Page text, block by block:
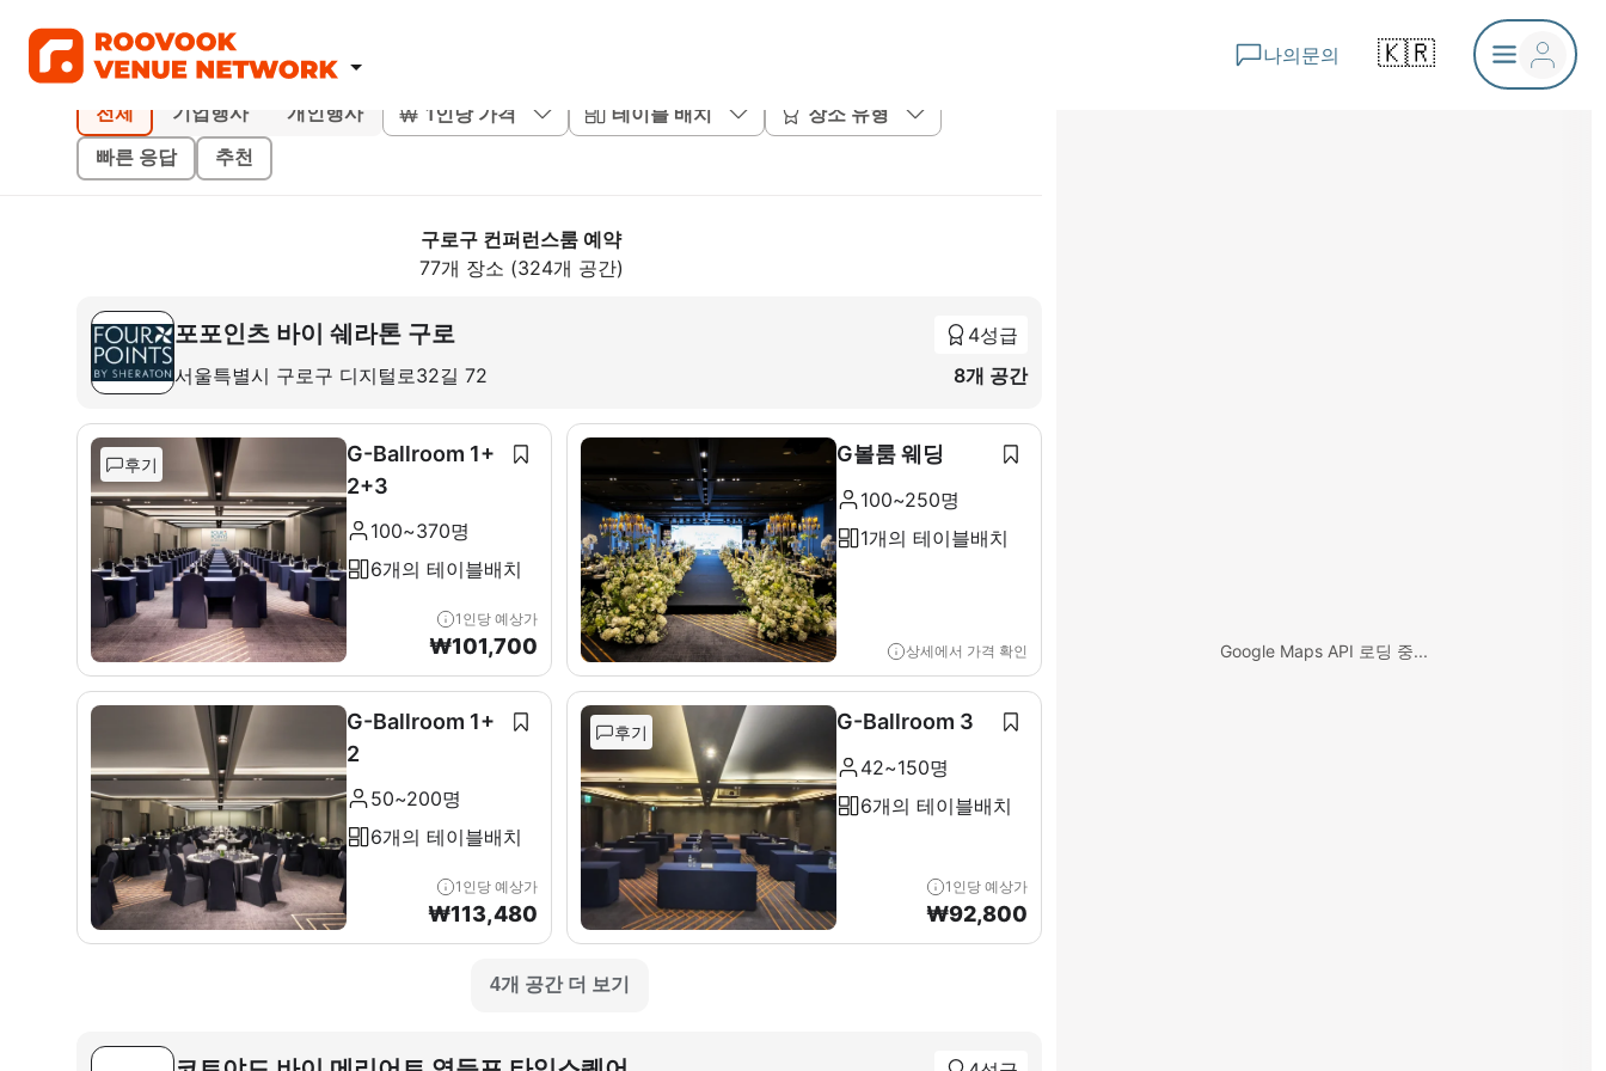
나의문의 🇰🇷
전체 기업행사 개인행사 1인당 가격 테이블 배치 장소 유형
빠른 응답 추천
구로구 컨퍼런스룸 예약
77개 장소 (324개 공간)
포포인츠 바이 쉐라톤 구로
서울특별시 구로구 디지털로32길 72
4성급
8개 공간
후기
G-Ballroom 1+
2+3
100~370명
6개의 테이블배치
1인당 예상가
₩101,700
G볼룸 웨딩
100~250명
1개의 테이블배치
상세에서 가격 확인
G-Ballroom 1+
2
50~200명
6개의 테이블배치
1인당 예상가
₩113,480
후기 G-Ballroom 3
42~150명
6개의 테이블배치
1인당 예상가
₩92,800
4개 공간 더 보기
Google Maps API 로딩 중...